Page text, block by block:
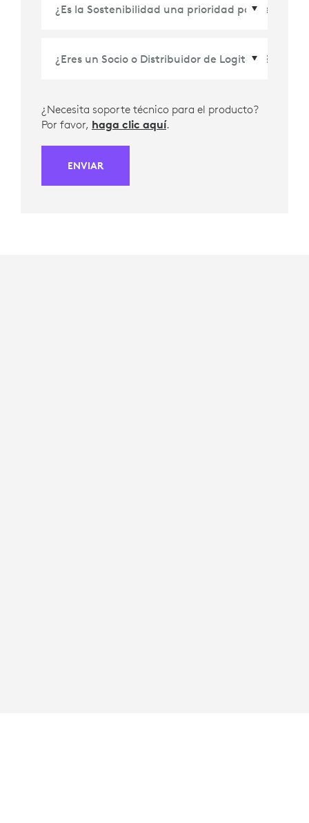
¿Necesita soporte técnico para el producto?
Por favor, haga clic aquí.
ENVIAR